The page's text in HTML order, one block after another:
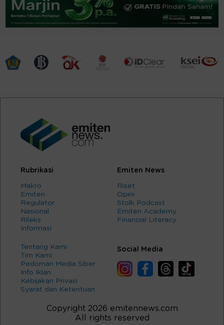
Rubrikasi
Makro
Emiten
Regulator
Nasional
Rileks
Informasi
Emiten News
Riset
Opini
Stolk Podcast
Emiten Academy
Financial Literacy
Tentang Kami
Tim Kami
Pedoman Media Siber
Info Iklan
Kebijakan Privasi
Syarat dan Ketentuan
Social Media
Copyright 2026 emitennews.com
All rights reserved